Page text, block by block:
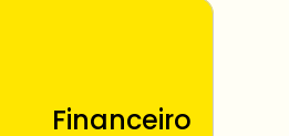
Financeiro